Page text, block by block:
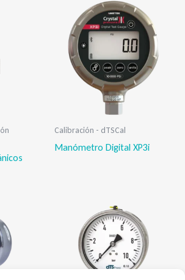
Calibración - dTSCal
Manómetro Digital XP3i